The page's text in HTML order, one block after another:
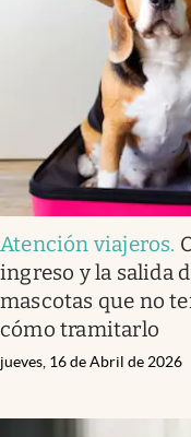
Atención viajeros.
ingreso y la salida
mascotas que no
cómo tramitarlo
jueves, 16 de Abril de 2026